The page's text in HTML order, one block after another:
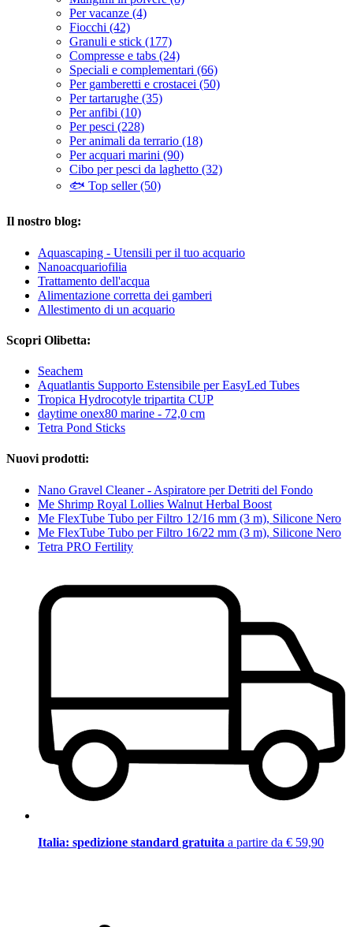
Per vacanze (4)
Fiocchi (42)
Granuli e stick (177)
Compresse e tabs (24)
Speciali e complementari (66)
Per gamberetti e crostacei (50)
Per tartarughe (35)
Per anfibi (10)
Per pesci (228)
Per animali da terrario (18)
Per acquari marini (90)
Cibo per pesci da laghetto (32)
🐟 Top seller (50)
Il nostro blog:
Aquascaping - Utensili per il tuo acquario
Nanoacquariofilia
Trattamento dell'acqua
Alimentazione corretta dei gamberi
Allestimento di un acquario
Scopri Olibetta:
Seachem
Aquatlantis Supporto Estensibile per EasyLed Tubes
Tropica Hydrocotyle tripartita CUP
daytime onex80 marine - 72,0 cm
Tetra Pond Sticks
Nuovi prodotti:
Nano Gravel Cleaner - Aspiratore per Detriti del Fondo
Me Shrimp Royal Lollies Walnut Herbal Boost
Me FlexTube Tubo per Filtro 12/16 mm (3 m), Silicone Nero
Me FlexTube Tubo per Filtro 16/22 mm (3 m), Silicone Nero
Tetra PRO Fertility
Italia: spedizione standard gratuita a partire da € 59,90